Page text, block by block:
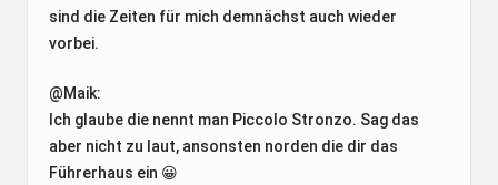
sind die Zeiten für mich demnächst auch wieder
vorbei.
@Maik:
Ich glaube die nennt man Piccolo Stronzo. Sag das
aber nicht zu laut, ansonsten norden die dir das
Führerhaus ein 😀